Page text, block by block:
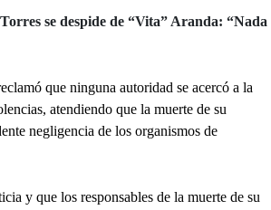
se despide de “Vita” Aranda: “Nada
que ninguna autoridad se acercó a la
atendiendo que la muerte de su
negligencia de los organismos de
y que los responsables de la muerte de su